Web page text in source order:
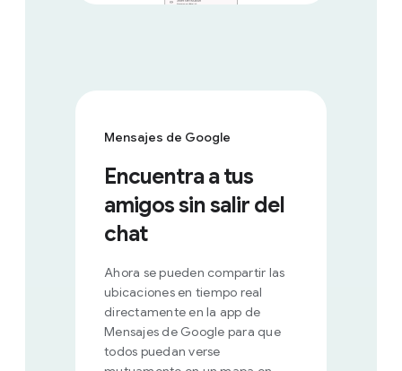
Mensajes de Google
Encuentra a tus
amigos sin salir del
chat
Ahora se pueden compartir las
ubicaciones en tiempo real
directamente en la app de
Mensajes de Google para que
todos puedan verse